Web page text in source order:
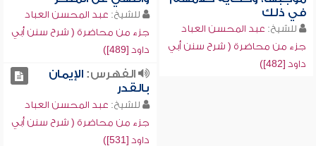
في ذلك
للشيخ: عبد المحسن العباد
جزء من محاضرة ( شرح سنن أبي
داود [482])
للشيخ: عبد المحسن العباد
جزء من محاضرة ( شرح سنن أبي
داود [489])
الفهرس:الإيمان
بالقدر
للشيخ: عبد المحسن العباد
جزء من محاضرة ( شرح سنن أبي
داود [531])